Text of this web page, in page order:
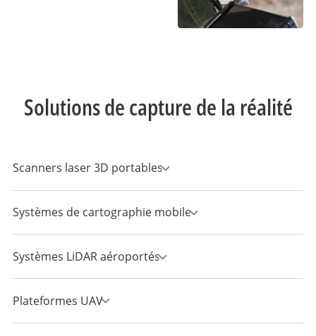
Solutions de capture de la réalité
Scanners laser 3D portables
Systèmes de cartographie mobile
Systèmes LiDAR aéroportés
Plateformes UAV